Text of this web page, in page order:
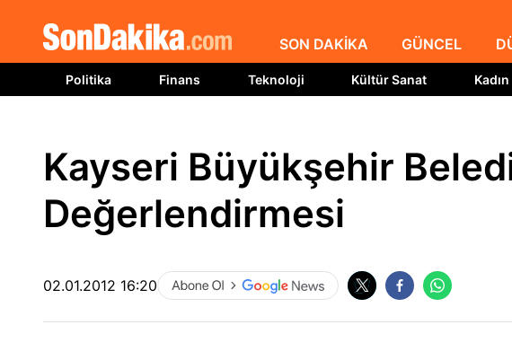
SON DAKİKA GÜNCEL
Politika Finans Teknoloji Kültür Sanat Kadın
Kayseri Büyükşehir
Değerlendirmesi
02.01.2012 16:20